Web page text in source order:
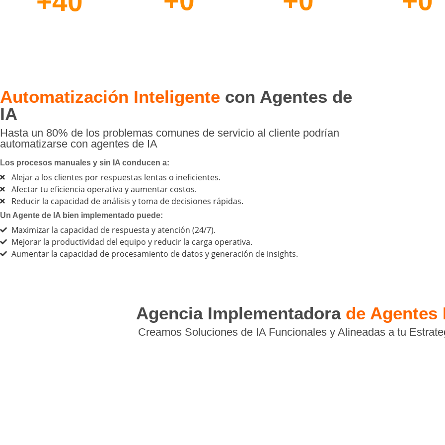
Automatización Inteligente con Agentes de
IA
Hasta un 80% de los problemas comunes de servicio al cliente podrían
automatizarse con agentes de IA
Los procesos manuales y sin IA conducen a:
Alejar a los clientes por respuestas lentas o ineficientes.
Afectar tu eficiencia operativa y aumentar costos.
Reducir la capacidad de análisis y toma de decisiones rápidas.
Un Agente de IA bien implementado puede:
Maximizar la capacidad de respuesta y atención (24/7).
Mejorar la productividad del equipo y reducir la carga operativa.
Aumentar la capacidad de procesamiento de datos y generación de insights.
Agencia Implementadorade Agentes
Creamos Soluciones de IA Funcionales y Alineadas a tu